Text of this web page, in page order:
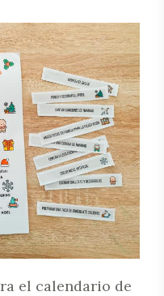
el calendario de